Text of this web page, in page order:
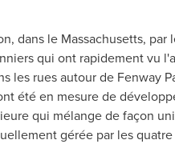
, dans le Massachusetts, par
qui ont rapidement vu
les rues autour de Fenway
été en mesure de
qui mélange de façon
gérée par les